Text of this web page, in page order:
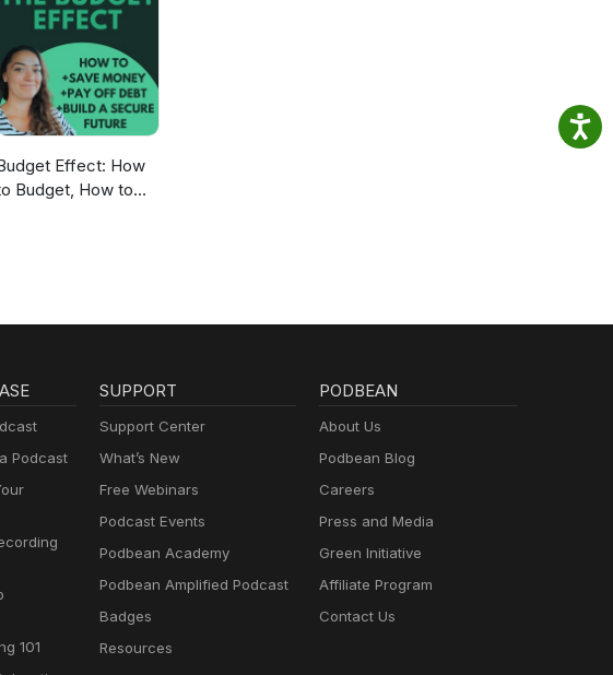
Effect: How
Budget, How to
Podcast
101
SUPPORT
Support Center
What’s New
Free Webinars
Podcast Events
Podbean Academy
Podbean Amplified Podcast
Badges
Resources
PODBEAN
About Us
Podbean Blog
Careers
Press and Media
Green Initiative
Affiliate Program
Contact Us